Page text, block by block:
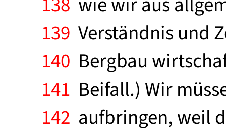
139 Verständnis und
140 Bergbau
141 Beifall.) Wir
142 aufbringen, weil